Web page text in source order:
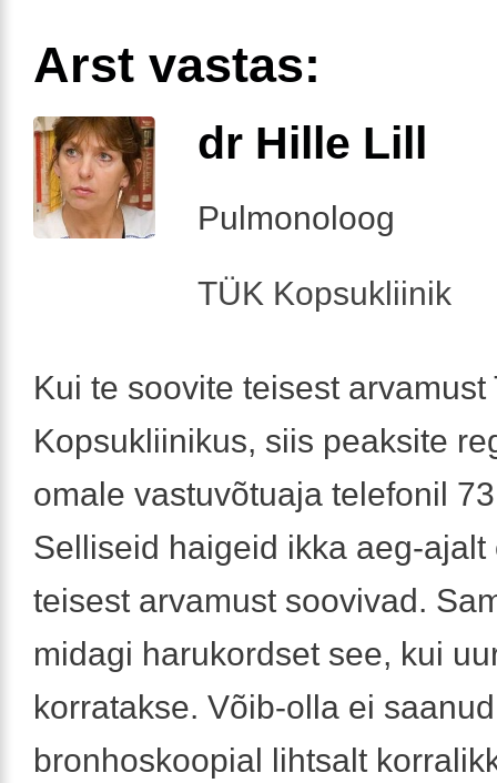
Arst vastas:
dr Hille Lill
Pulmonoloog
TÜK Kopsukliinik
Kui te soovite teisest arvamust
Kopsukliinikus, siis peaksite
omale vastuvõtuaja telefonil
Selliseid haigeid ikka aeg-ajalt
teisest arvamust soovivad.
midagi harukordset see, kui
korratakse. Võib-olla ei
bronhoskoopial lihtsalt